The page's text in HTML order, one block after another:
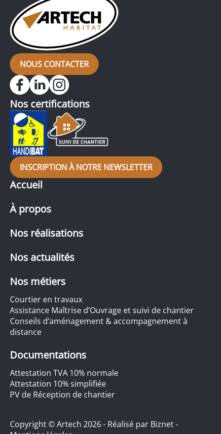
NOUS CONTACTER
Accueil
À propos
Nos réalisations
Nos actualités
Nos métiers
Courtier en travaux
Assistance Maîtrise d’Ouvrage et suivi de chantier
Conseils d’aménagement & accompagnement à
distance
Documentations
Attestation TVA 10% normale
Attestation 10% simplifiée
PV de Réception de chantier
Nos certifications
INSCRIPTION À NOTRE NEWSLETTER
Copyright © Artech 2026 - Réalisé par Biznet-